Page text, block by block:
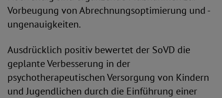
Vorbeugung von Abrechnungsoptimierung und -
ungenauigkeiten.
Ausdrücklich positiv bewertet der SoVD die
geplante Verbesserung in der
psychotherapeutischen Versorgung von Kindern
und Jugendlichen durch die Einführung einer